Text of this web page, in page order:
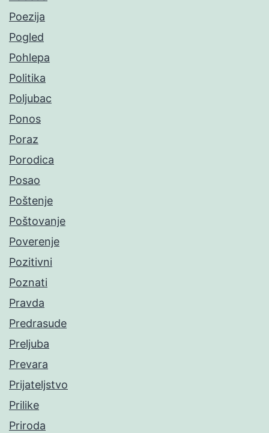
Poezija
Pogled
Pohlepa
Politika
Poljubac
Ponos
Poraz
Porodica
Posao
Poštenje
Poštovanje
Poverenje
Pozitivni
Poznati
Pravda
Predrasude
Preljuba
Prevara
Prijateljstvo
Prilike
Priroda